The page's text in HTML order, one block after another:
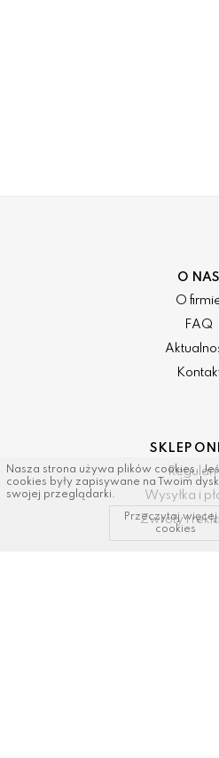
O NAS
O
FAQ
SKLEP
Wysyłka i
Zwroty i
Nasza strona używa plików cookies.
cookies były zapisywane na Twoim
swojej przeglądarki.
Przeczytaj więcej
cookies